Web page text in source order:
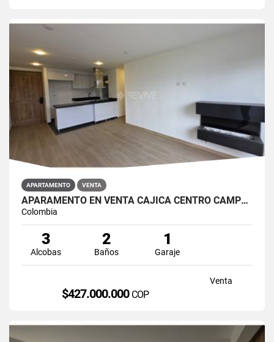
APARTAMENTO VENTA
APARAMENTO EN VENTA CAJICÁ CENTRO CAMPUS CLUB RESERVADO
Colombia
3
Alcobas
2
Baños
1
Garaje
Venta
$427.000.000 COP